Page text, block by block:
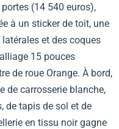
portes (14 540 euros),
à un sticker de toit, une
et des coques
15 pouces
de roue Orange. À bord,
de carrosserie blanche,
de tapis de sol et de
en tissu noir gagne